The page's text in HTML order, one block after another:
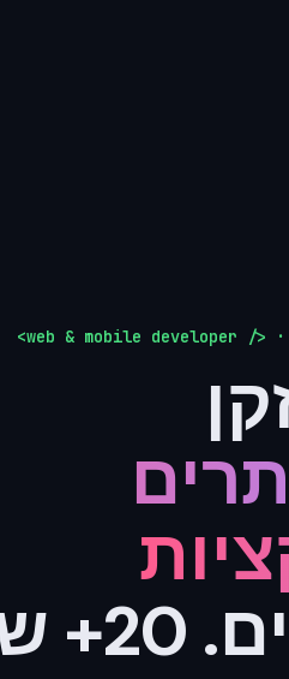
<web & mobile developer /